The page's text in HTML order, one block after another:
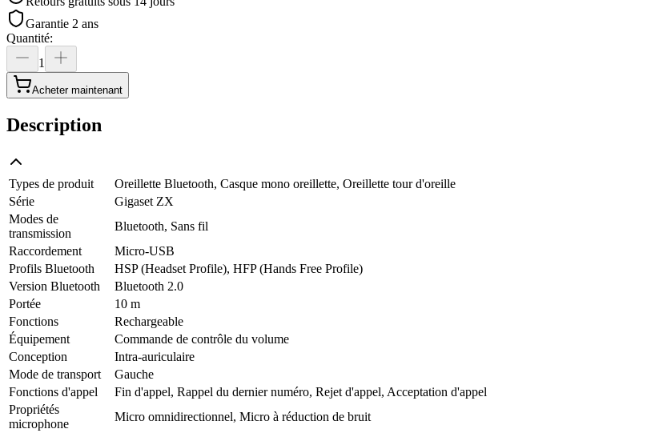
Garantie 2 ans
Quantité:
1
Acheter maintenant
Description
Types de produit
Oreillette Bluetooth, Casque mono oreillette, Oreillette tour d'oreille
Série
Gigaset ZX
Modes de
transmission
Bluetooth, Sans fil
Raccordement
Micro-USB
Profils Bluetooth
HSP (Headset Profile), HFP (Hands Free Profile)
Version Bluetooth
Bluetooth 2.0
Portée
10 m
Fonctions
Rechargeable
Équipement
Commande de contrôle du volume
Conception
Intra-auriculaire
Mode de transport
Gauche
Fonctions d'appel
Fin d'appel, Rappel du dernier numéro, Rejet d'appel, Acceptation d'appel
Propriétés
microphone
Micro omnidirectionnel, Micro à réduction de bruit